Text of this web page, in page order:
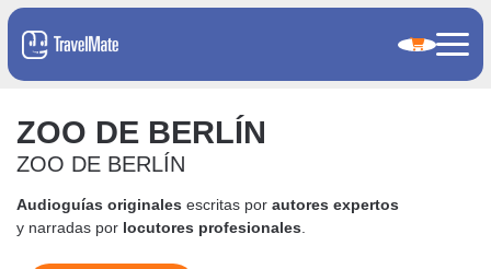
ZOO DE BERLÍN
ZOO DE BERLÍN
Audioguías originales escritas por autores expertos
y narradas por locutores profesionales